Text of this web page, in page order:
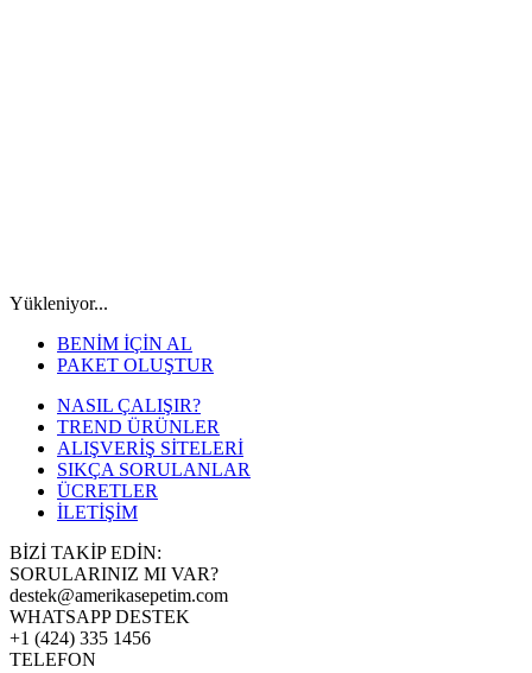
Yükleniyor...
BENİM İÇİN AL
PAKET OLUŞTUR
NASIL ÇALIŞIR?
TREND ÜRÜNLER
ALIŞVERİŞ SİTELERİ
SIKÇA SORULANLAR
ÜCRETLER
İLETİŞİM
BİZİ TAKİP EDİN:
SORULARINIZ MI VAR?
destek@amerikasepetim.com
WHATSAPP DESTEK
+1 (424) 335 1456
TELEFON